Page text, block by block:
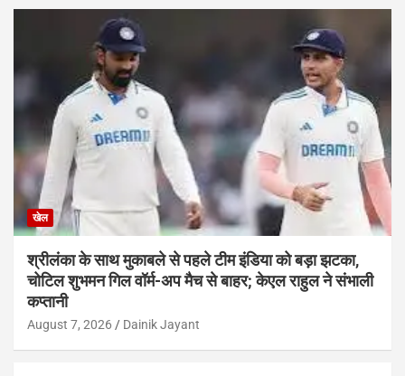
खेल
श्रीलंका के साथ मुकाबले से पहले टीम इंडिया को बड़ा झटका,
चोटिल शुभमन गिल वॉर्म-अप मैच से बाहर; केएल राहुल ने संभाली
कप्तानी
August 7, 2026 Dainik Jayant